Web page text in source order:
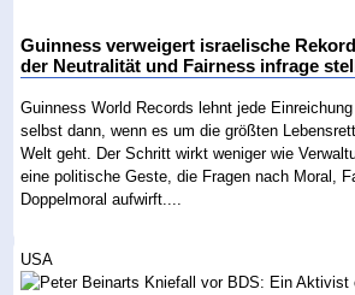
Guinness verweigert israelische
der Neutralität und Fairness infrage
Guinness World Records lehnt jede
selbst dann, wenn es um die größten
Welt geht. Der Schritt wirkt weniger wie
eine politische Geste, die Fragen nach Moral,
Doppelmoral aufwirft....
USA